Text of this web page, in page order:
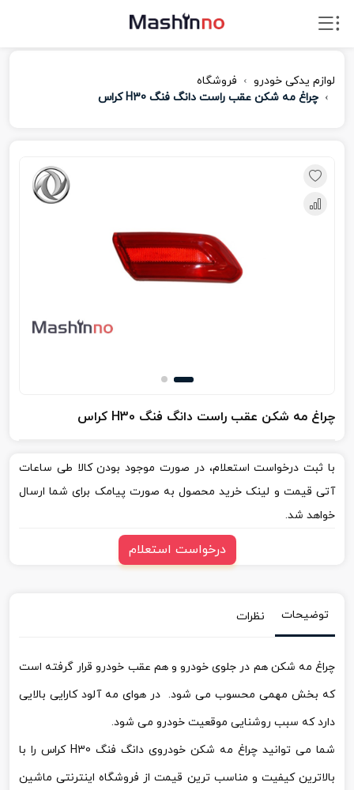
لوازم یدکی خودرو
فروشگاه
چراغ مه شکن عقب راست دانگ فنگ H30 کراس
چراغ مه شکن عقب راست دانگ فنگ H30 کراس
با ثبت درخواست استعلام، در صورت موجود بودن کالا طی ساعات
آتی قیمت و لینک خرید محصول به صورت پیامک برای شما ارسال
خواهد شد.
درخواست استعلام
توضیحات نظرات
چراغ مه شکن هم در جلوی خودرو و هم عقب خودرو قرار گرفته است
که بخش مهمی محسوب می شود. در هوای مه آلود کارایی بالایی
دارد که سبب روشنایی موقعیت خودرو می شود.
شما می توانید چراغ مه شکن خودروی دانگ فنگ H30 کراس را با
بالاترین کیفیت و مناسب ترین قیمت از فروشگاه اینترنتی ماشین